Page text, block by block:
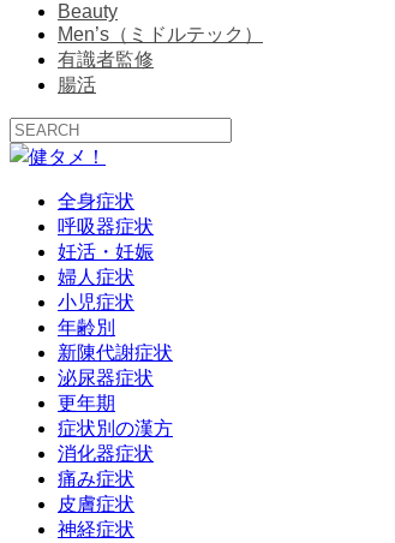
Beauty
Men’s（ミドルテック）
有識者監修
腸活
全身症状
呼吸器症状
妊活・妊娠
婦人症状
小児症状
年齢別
新陳代謝症状
泌尿器症状
更年期
症状別の漢方
消化器症状
痛み症状
皮膚症状
神経症状